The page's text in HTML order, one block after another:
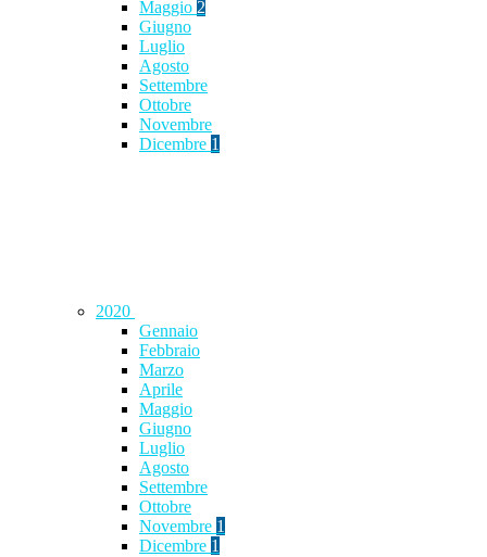
Maggio 2
Giugno
Luglio
Agosto
Settembre
Ottobre
Novembre
Dicembre 1
2020
Gennaio
Febbraio
Marzo
Aprile
Maggio
Giugno
Luglio
Agosto
Settembre
Ottobre
Novembre 1
Dicembre 1